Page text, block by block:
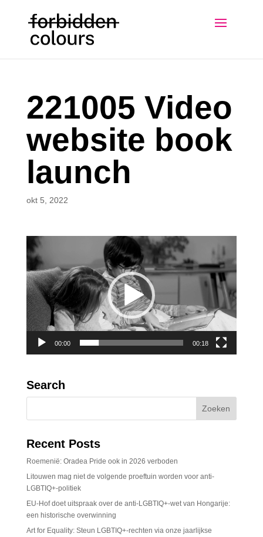
221005 Video
website book
launch
okt 5, 2022
Videospeler
00:00 00:18
Search
Recent Posts
Roemenië: Oradea Pride ook in 2026 verboden
Litouwen mag niet de volgende proeftuin worden voor anti-
LGBTIQ+-politiek
EU-Hof doet uitspraak over de anti-LGBTIQ+-wet van Hongarije:
een historische overwinning
Art for Equality: Steun LGBTIQ+-rechten via onze jaarlijkse